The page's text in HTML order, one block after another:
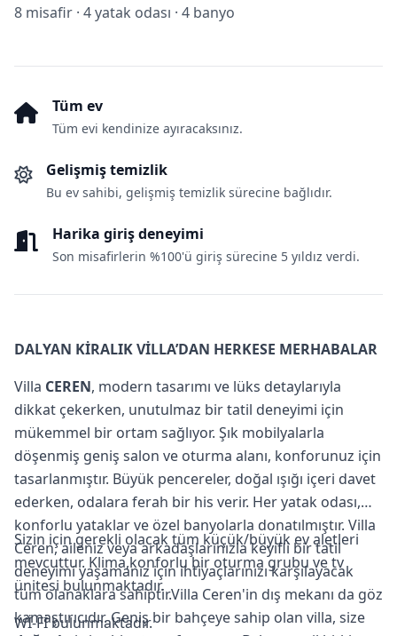
8 misafir · 4 yatak odası · 4 banyo
Tüm ev
Tüm evi kendinize ayıracaksınız.
Gelişmiş temizlik
Bu ev sahibi, gelişmiş temizlik sürecine bağlıdır.
Harika giriş deneyimi
Son misafirlerin %100'ü giriş sürecine 5 yıldız verdi.
DALYAN KİRALIK VİLLA’DAN HERKESE MERHABALAR
Villa CEREN, modern tasarımı ve lüks detaylarıyla
dikkat çekerken, unutulmaz bir tatil deneyimi için
mükemmel bir ortam sağlıyor. Şık mobilyalarla
döşenmiş geniş salon ve oturma alanı, konforunuz için
tasarlanmıştır. Büyük pencereler, doğal ışığı içeri davet
ederken, odalara ferah bir his verir. Her yatak odası,
konforlu yataklar ve özel banyolarla donatılmıştır. Villa
Ceren, aileniz veya arkadaşlarınızla keyifli bir tatil
deneyimi yaşamanız için ihtiyaçlarınızı karşılayacak
tüm olanaklara sahiptir.Villa Ceren'in dış mekanı da göz
kamaştırıcıdır. Geniş bir bahçeye sahip olan villa, size
Sizin için gerekli olacak tüm küçük/büyük ev aletleri
mevcuttur. Klima,konforlu bir oturma grubu ve tv
ünitesi bulunmaktadır.
Wİ-Fİ bulunmaktadır.